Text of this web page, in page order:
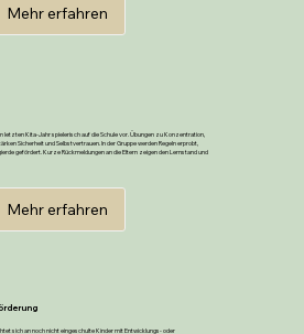
Mehr erfahren
letzten Kita-Jahr spielerisch auf die Schule vor. Übungen zu Konzentration,
Sicherheit und Selbstvertrauen. In der Gruppe werden Regeln erprobt,
gefördert. Kurze Rückmeldungen an die Eltern zeigen den Lernstand und
Mehr erfahren
sich an noch nicht eingeschulte Kinder mit Entwicklungs- oder